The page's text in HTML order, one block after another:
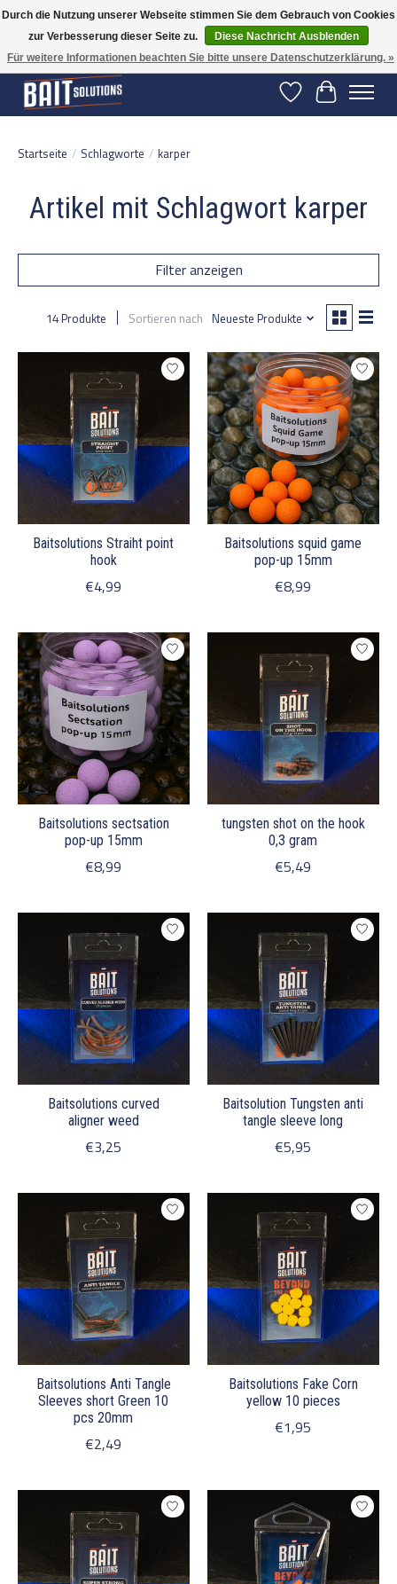
Gratis verzending vanaf 50 euro binnen NL | Op voorraad binnen 2-5 werkdagen
verzonden | België vanaf 70 euro gratis verzonden
Wunschzettel
Ihr
Startseite / Schlagworte / karper
Artikel mit Schlagwort karper
Filter anzeigen
14 Produkte Sortieren nach Neueste Produkte
Baitsolutions Straiht point
hook
€4,99
Baitsolutions squid game
pop-up 15mm
€8,99
Baitsolutions sectsation
pop-up 15mm
€8,99
tungsten shot on the hook
0,3 gram
€5,49
Baitsolutions curved
aligner weed
€3,25
Baitsolution Tungsten anti
tangle sleeve long
€5,95
Baitsolutions Anti Tangle
Sleeves short Green 10
pcs 20mm
€2,49
Baitsolutions Fake Corn
yellow 10 pieces
€1,95
Durch die Nutzung unserer Webseite stimmen Sie dem Gebrauch von Cookies
zur Verbesserung dieser Seite zu.
Diese Nachricht Ausblenden
Für weitere Informationen beachten Sie bitte unsere Datenschutzerklärung. »